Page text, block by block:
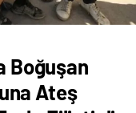
Boğuşan
Ateş